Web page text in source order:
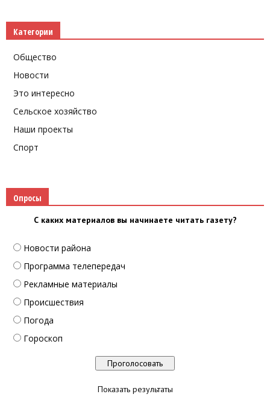
Категории
Общество
Новости
Это интересно
Сельское хозяйство
Наши проекты
Спорт
Опросы
С каких материалов вы начинаете читать газету?
Новости района
Программа телепередач
Рекламные материалы
Происшествия
Погода
Гороскоп
Показать результаты